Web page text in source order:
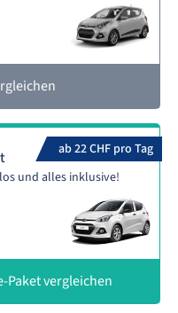
ab 22 CHF pro Tag
und alles inklusive!
Paket vergleichen